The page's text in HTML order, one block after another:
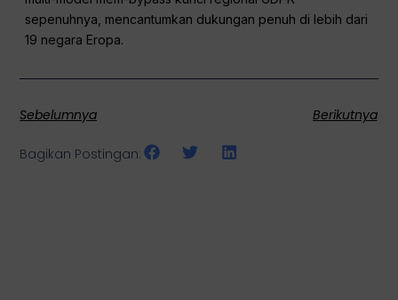
sepenuhnya, mencantumkan dukungan penuh di lebih dari
19 negara Eropa.
Sebelumnya Berikutnya
Bagikan Postingan: